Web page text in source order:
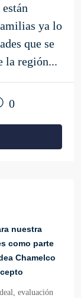
ya lo
que se
la región...
0
nuestra
como parte
Chamelco
evaluación